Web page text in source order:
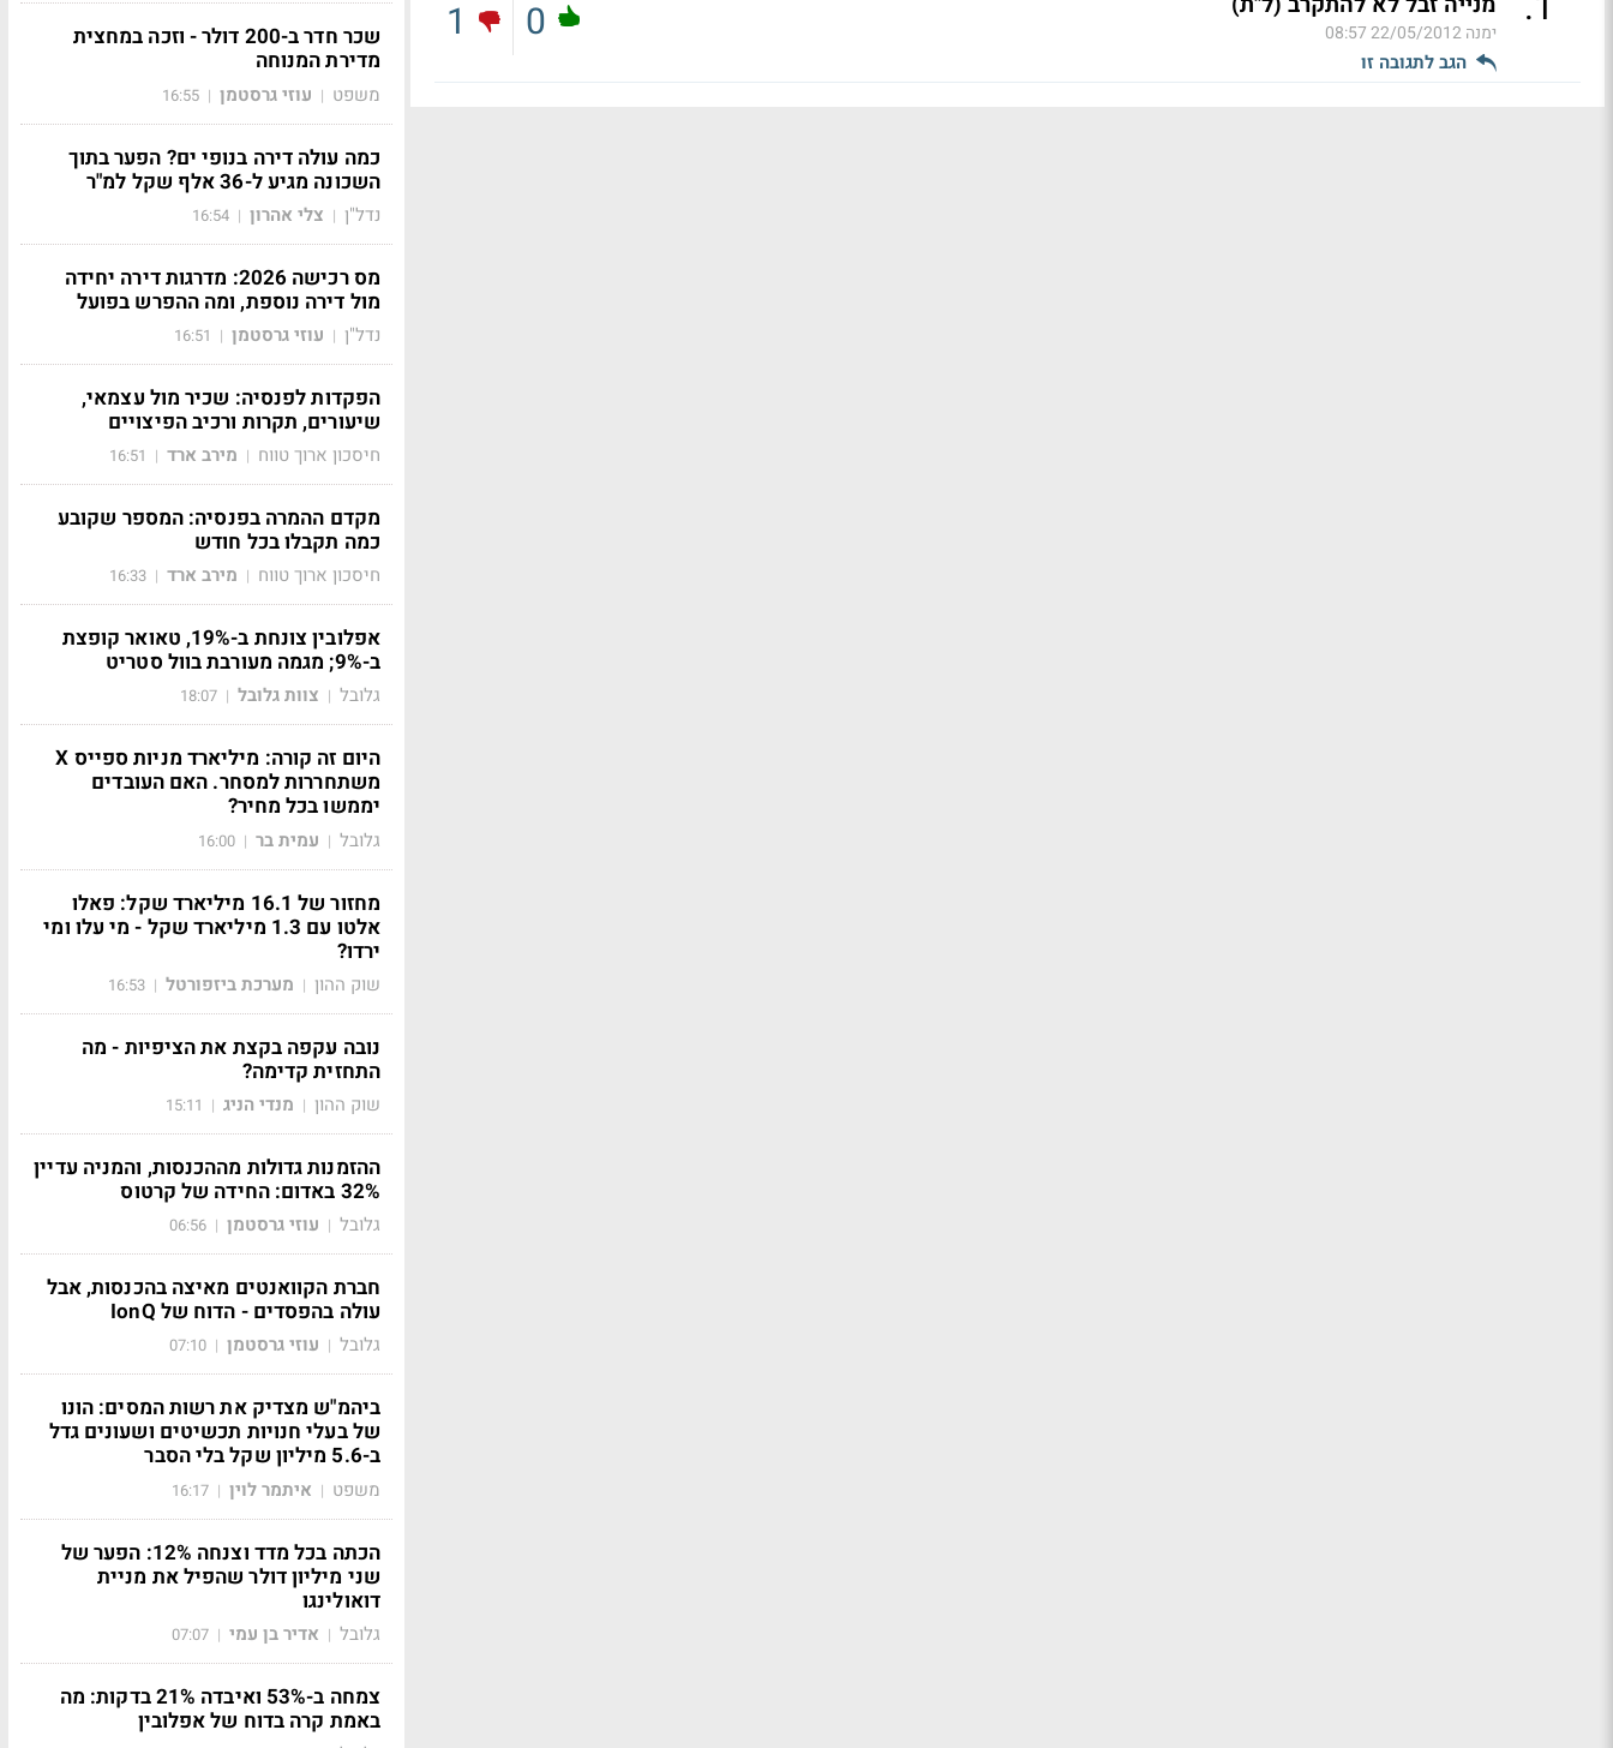
ימנה22/05/2012 08:57
הגב לתגובה זו
0
1
שכר חדר ב-200 דולר - וזכה במחצית
מדירת המנוחה
משפט | עוזי גרסטמן |
16:55
כמה עולה דירה בנופי ים? הפער בתוך
השכונה מגיע ל-36 אלף שקל למ"ר
נדל"ן | צלי אהרון |
16:54
מס רכישה 2026: מדרגות דירה יחידה
מול דירה נוספת, ומה ההפרש בפועל
נדל"ן | עוזי גרסטמן |
16:51
הפקדות לפנסיה: שכיר מול עצמאי,
שיעורים, תקרות ורכיב הפיצויים
חיסכון ארוך טווח | מירב ארד |
16:51
מקדם ההמרה בפנסיה: המספר שקובע
כמה תקבלו בכל חודש
חיסכון ארוך טווח | מירב ארד |
16:33
אפלובין צונחת ב-19%, טאואר קופצת
ב-9%; מגמה מעורבת בוול סטריט
גלובל | צוות גלובל |
18:07
היום זה קורה: מיליארד מניות ספייס X
משתחררות למסחר. האם העובדים
יממשו בכל מחיר?
גלובל | עמית בר |
16:00
מחזור של 16.1 מיליארד שקל: פאלו
אלטו עם 1.3 מיליארד שקל - מי עלו ומי
ירדו?
שוק ההון | מערכת ביזפורטל |
16:53
נובה עקפה בקצת את הציפיות - מה
התחזית קדימה?
שוק ההון | מנדי הניג |
15:11
ההזמנות גדולות מההכנסות, והמניה עדיין
32% באדום: החידה של קרטוס
גלובל | עוזי גרסטמן |
06:56
חברת הקוואנטים מאיצה בהכנסות, אבל
עולה בהפסדים - הדוח של IonQ
גלובל | עוזי גרסטמן |
07:10
ביהמ"ש מצדיק את רשות המסים: הונו
של בעלי חנויות תכשיטים ושעונים גדל
ב-5.6 מיליון שקל בלי הסבר
משפט | איתמר לוין |
16:17
הכתה בכל מדד וצנחה 12%: הפער של
שני מיליון דולר שהפיל את מניית
דואולינגו
גלובל | אדיר בן עמי |
07:07
צמחה ב-53% ואיבדה 21% בדקות: מה
באמת קרה בדוח של אפלובין